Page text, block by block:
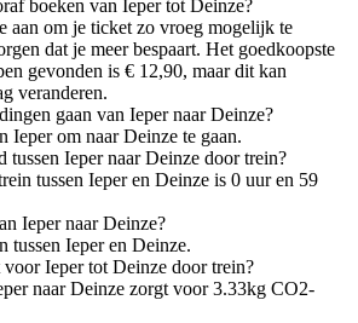
boeken van Ieper tot Deinze?
aan om je ticket zo vroeg mogelijk te
dat je meer bespaart. Het goedkoopste
gevonden is € 12,90, maar dit kan
veranderen.
gaan van Ieper naar Deinze?
Ieper om naar Deinze te gaan.
tussen Ieper naar Deinze door trein?
tussen Ieper en Deinze is 0 uur en 59
Ieper naar Deinze?
tussen Ieper en Deinze.
Ieper tot Deinze door trein?
naar Deinze zorgt voor 3.33kg CO2-